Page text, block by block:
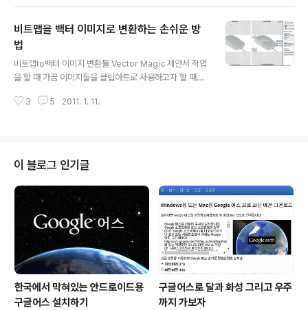
글입니다. 포토샵을 하지 못하여 클립아트로 사용할 이미
지의 배경 때문에 고민하신 분들은 주목해 주십시오. 포토
샵과는 다루는 키가 약간 다르지만 파워포인트에서도 포토
샵과 마찬가지로 Alt, Ctrl, Shift 이 세가지 키와 마우스 작
포토샵의 그 기능 처럼 충분히 사용할 수 있습니다. 또한 이
비트맵을 백터 이미지로 변환하는 손쉬운 방
법
비트맵to백터 이미지 변환툴 Vector Magic 제안서 작업
을 할 때 가끔 이미지들을 클립아트로 사용하고자 할 때가
이 좋질 않아 벡터로 변환한 후 PNG로 저장하여 사용하는
법, 또는 처음부터 아예 일러스트 작업을 할 수도 있지만,
시간도 필요하고, 구매에 필요한 비용도 문제이며, 사용법
등... 또다시 감안해야할 고민이 적잖이 만들어집니다. -.-;;
그래서 제가 찾은 프로그램은 간단하고 쉬운 vectormagi
c이라고 하는 온라인 프로그램입니다. 물론 무료입니다.
3 5 2011. 1. 11.
이 블로그 인기글
한국에서 막혀있는 안드로이드용
구글어스 설치하기
구글어스로 달과 화성 그리고 우주
까지 가보자